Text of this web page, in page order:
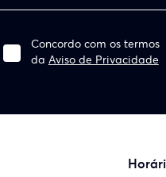
Concordo com os termos
da Aviso de Privacidade